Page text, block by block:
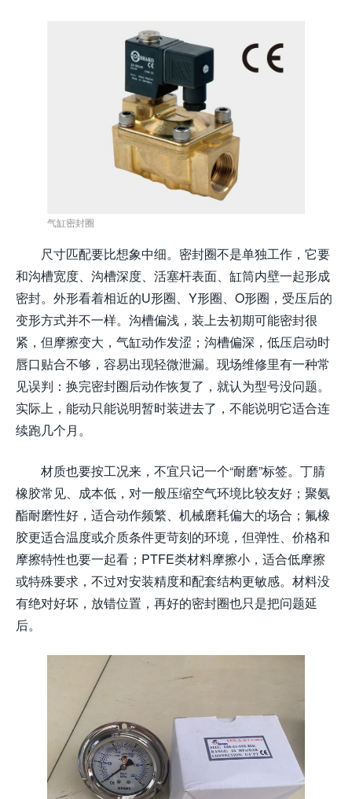
气缸密封圈
尺寸匹配要比想象中细。密封圈不是单独工作，它要
和沟槽宽度、沟槽深度、活塞杆表面、缸筒内壁一起形成
密封。外形看着相近的U形圈、Y形圈、O形圈，受压后的
变形方式并不一样。沟槽偏浅，装上去初期可能密封很
紧，但摩擦变大，气缸动作发涩；沟槽偏深，低压启动时
唇口贴合不够，容易出现轻微泄漏。现场维修里有一种常
见误判：换完密封圈后动作恢复了，就认为型号没问题。
实际上，能动只能说明暂时装进去了，不能说明它适合连
续跑几个月。
材质也要按工况来，不宜只记一个“耐磨”标签。丁腈
橡胶常见、成本低，对一般压缩空气环境比较友好；聚氨
酯耐磨性好，适合动作频繁、机械磨耗偏大的场合；氟橡
胶更适合温度或介质条件更苛刻的环境，但弹性、价格和
摩擦特性也要一起看；PTFE类材料摩擦小，适合低摩擦
或特殊要求，不过对安装精度和配套结构更敏感。材料没
有绝对好坏，放错位置，再好的密封圈也只是把问题延
后。